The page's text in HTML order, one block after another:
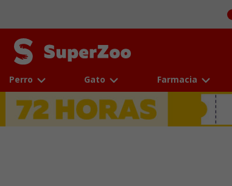
Perro Gato Farmacia